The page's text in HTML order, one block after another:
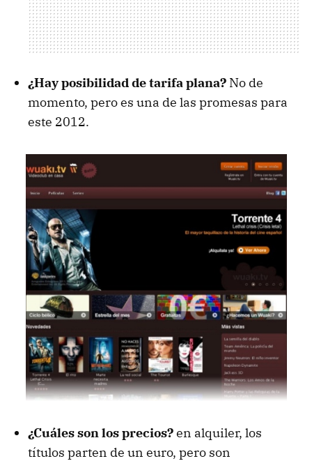
¿Hay posibilidad de tarifa plana? No de
momento, pero es una de las promesas para
este 2012.
¿Cuáles son los precios?en alquiler, los
títulos parten de un euro, pero son